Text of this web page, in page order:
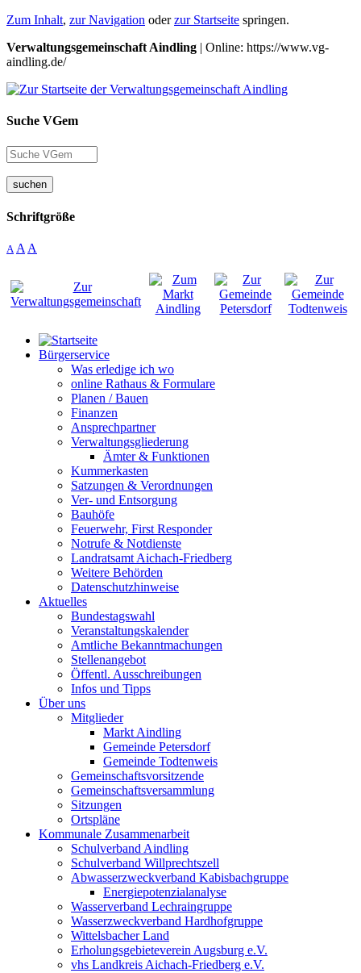
Zum Inhalt, zur Navigation oderzur Startseite springen.
Verwaltungsgemeinschaft Aindling | Online: https://www.vg-
aindling.de/
Suche VGem
suchen
Schriftgröße
A A A
Bürgerservice
Was erledige ich wo
online Rathaus & Formulare
Planen / Bauen
Finanzen
Ansprechpartner
Verwaltungsgliederung
Ämter & Funktionen
Kummerkasten
Satzungen & Verordnungen
Ver- und Entsorgung
Bauhöfe
Feuerwehr, First Responder
Notrufe & Notdienste
Landratsamt Aichach-Friedberg
Weitere Behörden
Datenschutzhinweise
Aktuelles
Bundestagswahl
Veranstaltungskalender
Amtliche Bekanntmachungen
Stellenangebot
Öffentl. Ausschreibungen
Infos und Tipps
Über uns
Mitglieder
Markt Aindling
Gemeinde Petersdorf
Gemeinde Todtenweis
Gemeinschaftsvorsitzende
Gemeinschaftsversammlung
Sitzungen
Ortspläne
Kommunale Zusammenarbeit
Schulverband Aindling
Schulverband Willprechtszell
Abwasserzweckverband Kabisbachgruppe
Energiepotenzialanalyse
Wasserverband Lechraingruppe
Wasserzweckverband Hardhofgruppe
Wittelsbacher Land
Erholungsgebieteverein Augsburg e.V.
vhs Landkreis Aichach-Friedberg e.V.